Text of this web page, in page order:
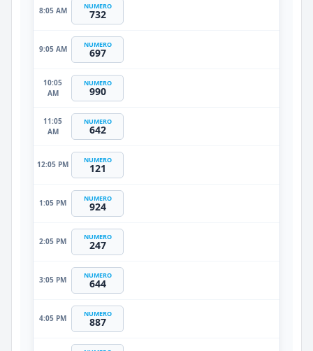
8:05 AM NUMERO
732
9:05 AM NUMERO
697
10:05
AM
NUMERO
990
11:05
AM
NUMERO
642
12:05 PM NUMERO
121
1:05 PM NUMERO
924
2:05 PM NUMERO
247
3:05 PM NUMERO
644
4:05 PM NUMERO
887